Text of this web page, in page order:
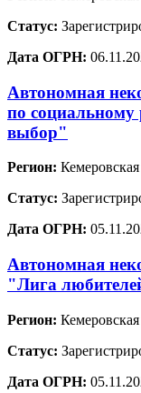
Статус:
Дата ОГРН:
Автономная
по
выбор"
Регион: Кемеровская
Статус:
Дата ОГРН:
Автономная
"Лига
Регион: Кемеровская
Статус:
Дата ОГРН: